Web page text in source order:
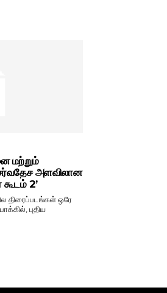
மற்றும்
சர்வதேச அளவிலான
கூடம் 2’
திரைப்படங்கள் ஒரே
புதிய